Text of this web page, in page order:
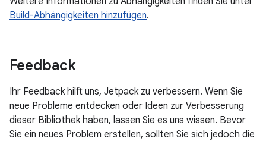
Build-Abhängigkeiten hinzufügen.
Feedback
Ihr Feedback hilft uns, Jetpack zu verbessern. Wenn Sie
neue Probleme entdecken oder Ideen zur Verbesserung
dieser Bibliothek haben, lassen Sie es uns wissen. Bevor
Sie ein neues Problem erstellen, sollten Sie sich jedoch die